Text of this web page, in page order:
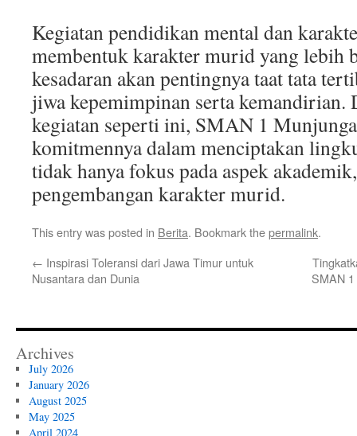
Kegiatan pendidikan mental dan
membentuk karakter murid yang lebih
kesadaran akan pentingnya taat tata
jiwa kepemimpinan serta kemandirian.
kegiatan seperti ini, SMAN 1
komitmennya dalam menciptakan
tidak hanya fokus pada aspek
pengembangan karakter murid.
This entry was posted in Berita. Bookmark thepermalink.
← Inspirasi Toleransi dari Jawa Timur untuk
Nusantara dan Dunia
SMAN
Archives
July 2026
January 2026
August 2025
May 2025
April 2024